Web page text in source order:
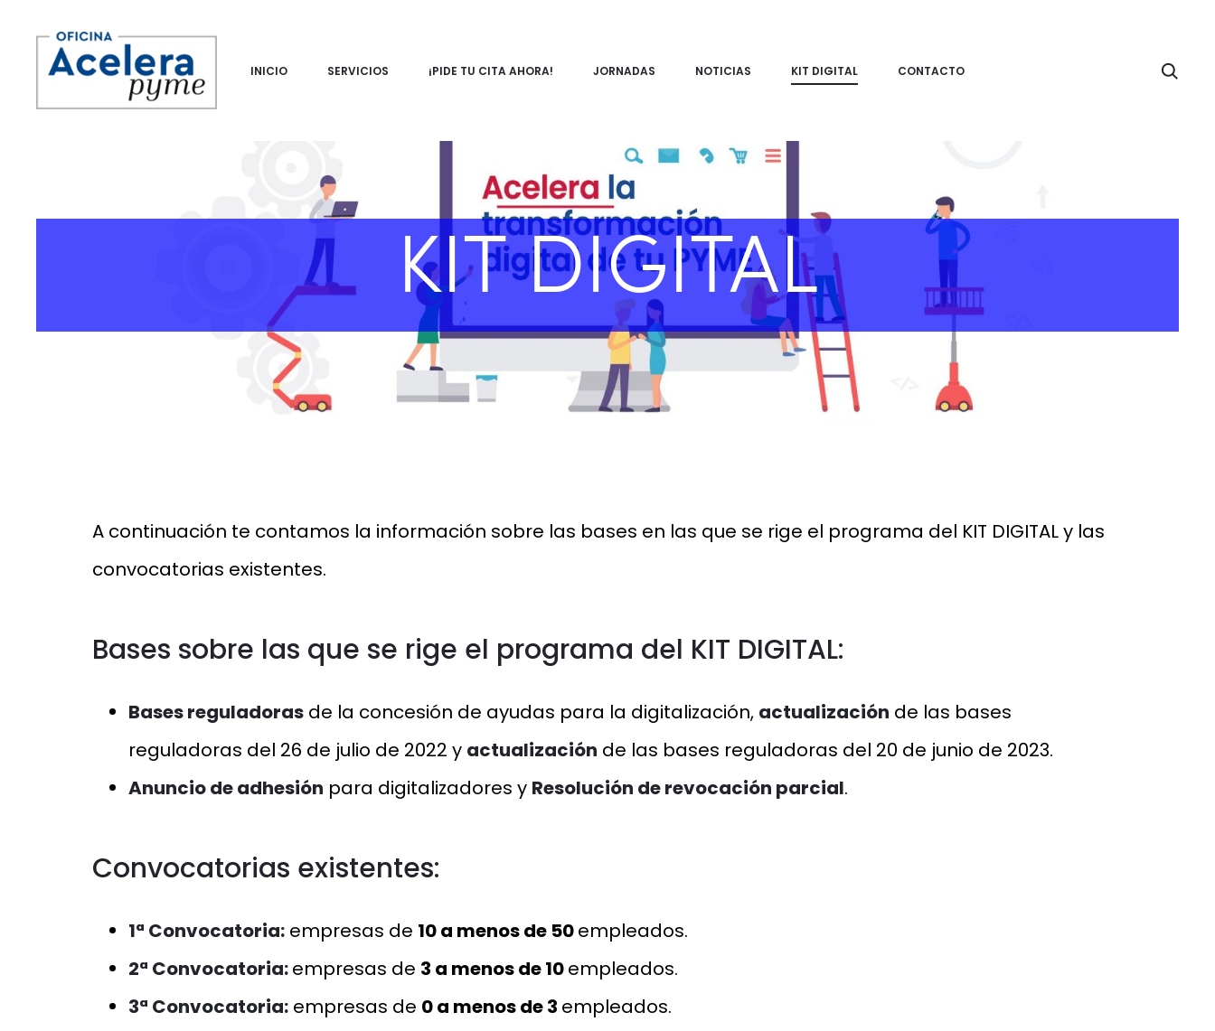
INICIO SERVICIOS ¡PIDE TU CITA AHORA! JORNADAS NOTICIAS KIT DIGITAL CONTACTO
KIT DIGITAL
A continuación te contamos la información sobre las bases en las que se rige el programa del KIT DIGITAL y las
convocatorias existentes.
Bases sobre las que se rige el programa del KIT DIGITAL:
Bases reguladoras de la concesión de ayudas para la digitalización, actualización de las bases
reguladoras del 26 de julio de 2022 y actualización de las bases reguladoras del 20 de junio de 2023.
Anuncio de adhesión para digitalizadores y Resolución de revocación parcial.
Convocatorias existentes:
1ª Convocatoria: empresas de 10 a menos de 50empleados.
2ª Convocatoria:empresas de 3 a menos de 10empleados.
3ª Convocatoria: empresas de 0 a menos de 3 empleados.